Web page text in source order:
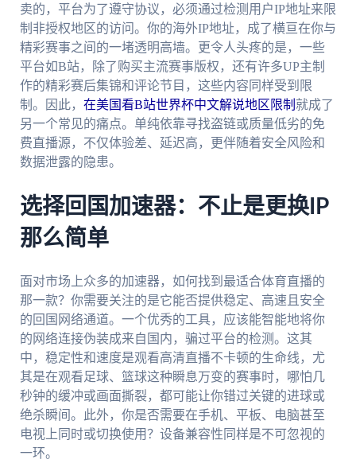
卖的，平台为了遵守协议，必须通过检测用户IP地址来限
制非授权地区的访问。你的海外IP地址，成了横亘在你与
精彩赛事之间的一堵透明高墙。更令人头疼的是，一些
平台如B站，除了购买主流赛事版权，还有许多UP主制
作的精彩赛后集锦和评论节目，这些内容同样受到限
制。因此， 在美国看B站世界杯中文解说地区限制 就成了
另一个常见的痛点。单纯依靠寻找盗链或质量低劣的免
费直播源，不仅体验差、延迟高，更伴随着安全风险和
数据泄露的隐患。
选择回国加速器：不止是更换IP
那么简单
面对市场上众多的加速器，如何找到最适合体育直播的
那一款？你需要关注的是它能否提供稳定、高速且安全
的回国网络通道。一个优秀的工具，应该能智能地将你
的网络连接伪装成来自国内，骗过平台的检测。这其
中，稳定性和速度是观看高清直播不卡顿的生命线，尤
其是在观看足球、篮球这种瞬息万变的赛事时，哪怕几
秒钟的缓冲或画面撕裂，都可能让你错过关键的进球或
绝杀瞬间。此外，你是否需要在手机、平板、电脑甚至
电视上同时或切换使用？设备兼容性同样是不可忽视的
一环。